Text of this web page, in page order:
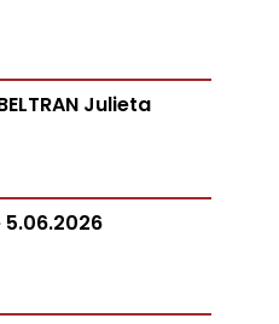
Julieta
5.06.2026